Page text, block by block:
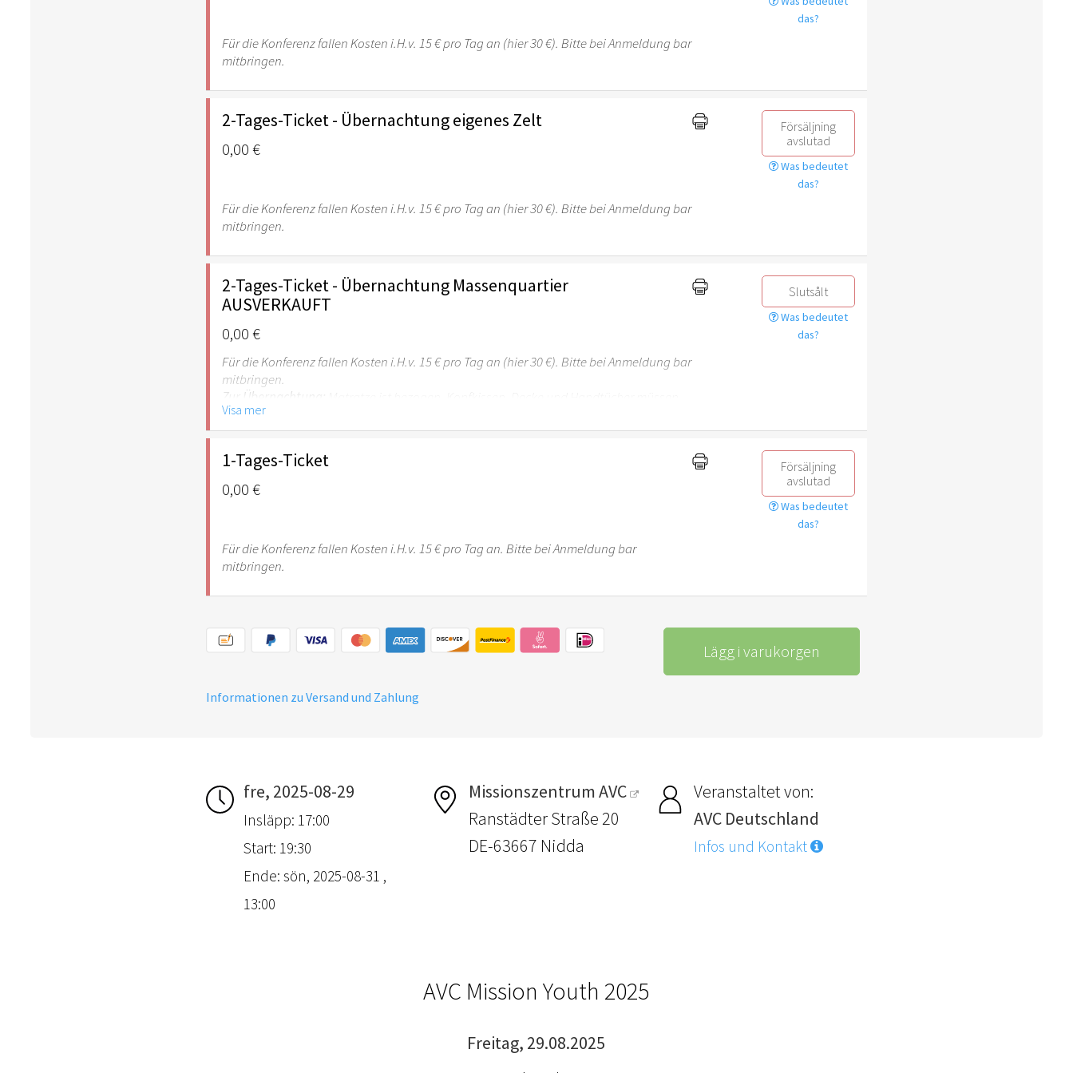
das?
Für die Konferenz fallen Kosten i.H.v. 15 € pro Tag an (hier 30 €). Bitte bei Anmeldung bar
mitbringen.
2-Tages-Ticket - Übernachtung eigenes Zelt
0,00 €
Försäljning
avslutad
Was bedeutet
das?
Für die Konferenz fallen Kosten i.H.v. 15 € pro Tag an (hier 30 €). Bitte bei Anmeldung bar
mitbringen.
2-Tages-Ticket - Übernachtung Massenquartier
AUSVERKAUFT
0,00 €
Slutsålt
Was bedeutet
das?
Für die Konferenz fallen Kosten i.H.v. 15 € pro Tag an (hier 30 €). Bitte bei Anmeldung bar
mitbringen.
Zur Übernachtung:
selbst mitgebracht werden.
Visa mer
1-Tages-Ticket
0,00 €
Försäljning
avslutad
Was bedeutet
das?
Für die Konferenz fallen Kosten i.H.v. 15 € pro Tag an. Bitte bei Anmeldung bar
mitbringen.
Lägg i varukorgen
Informationen zu Versand und Zahlung
fre, 2025-08-29
Insläpp: 17:00
Start: 19:30
Ende: sön, 2025-08-31 ,
13:00
Missionszentrum AVC
Ranstädter Straße 20
DE-63667 Nidda
Veranstaltet von:
AVC Deutschland
Infos und Kontakt
AVC Mission Youth 2025
Freitag, 29.08.2025